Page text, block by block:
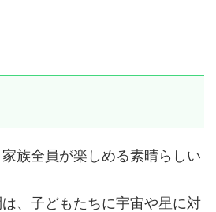
族全員が楽しめる素晴らしい
、子どもたちに宇宙や星に対